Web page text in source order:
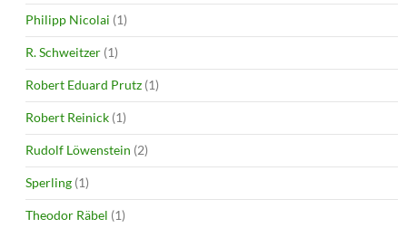
Philipp Nicolai (1)
R. Schweitzer (1)
Robert Eduard Prutz (1)
Robert Reinick (1)
Rudolf Löwenstein (2)
Sperling (1)
Theodor Räbel (1)